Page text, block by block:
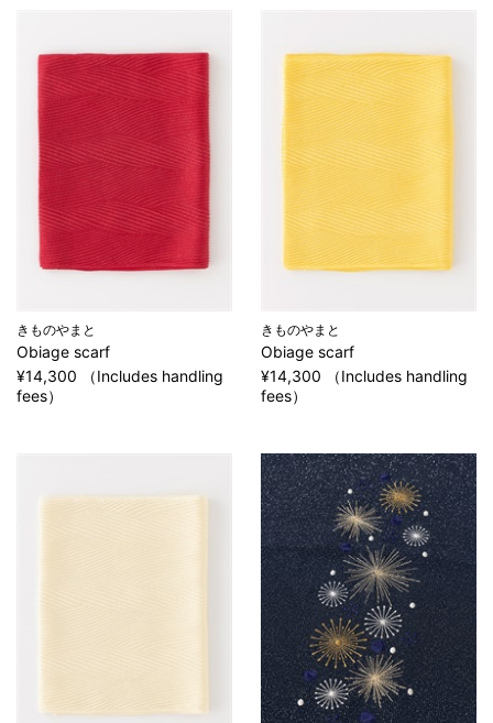
きものやまと
Obiage scarf
¥14,300 （Includes handling
fees）
きものやまと
Obiage scarf
¥14,300 （Includes handling
fees）